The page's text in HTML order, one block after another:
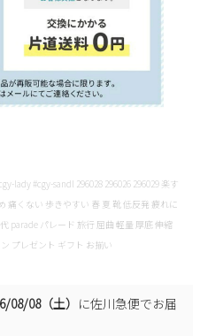
lady #cgy-sandl 296028 296026 296029 楽す
痛くない 歩きやすい 春 夏 靴 低反発 疲れに
parade パレード 旅行 屈曲 軽量 厚底 伸縮
プレゼント ギフト お揃い
08/08（土） に佐川急便でお届